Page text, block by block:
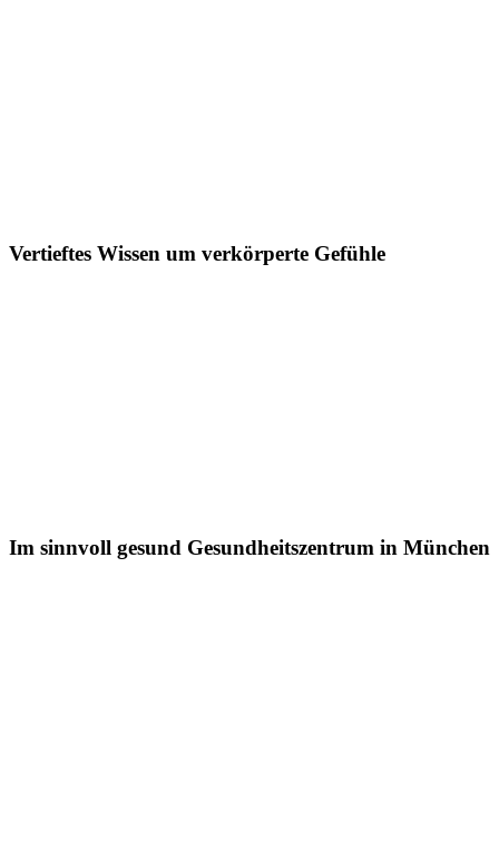
Vertieftes Wissen um verkörperte Gefühle
Im sinnvoll gesund Gesundheitszentrum in München